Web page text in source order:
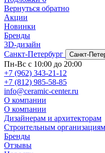
Вернуться обратно
Акции
Новинки
Бренды
3D-дизайн
Санкт-Петербург
Санкт-
Пн-Вс с 10:00 до 20:00
+7 (962) 343-21-12
+7 (812) 985-58-85
info@ceramic-center.ru
О компании
О компании
Дизайнерам и архитекторам
Строительным организациям
Бренды
Отзывы